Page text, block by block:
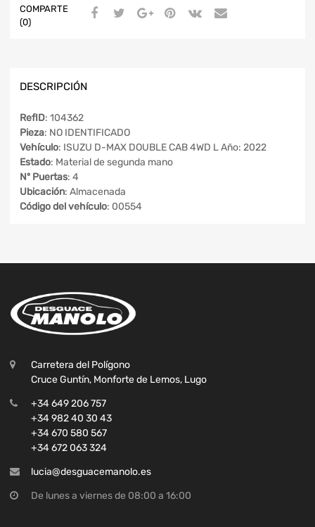
COMPARTE
(0)
DESCRIPCIÓN
RefID: 104362
Pieza: NO IDENTIFICADO
Vehículo: ISUZU D-MAX DOUBLE CAB 4WD L Año: 2022
Estado: Material de segunda mano
Nº Puertas: 4
Ubicación: Almacenada
Código del vehículo: 00554
Carretera del Polígono
Cruce Guntín, Monforte de Lemos, Lugo
+34 649 206 757
+34 982 40 30 43
+34 670 580 567
+34 672 063 324
lucia@desguacemanolo.es
De lunes a viernes de 08:00 a 16:00